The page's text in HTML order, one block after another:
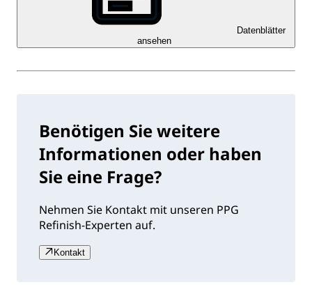
Datenblätter
ansehen
Benötigen Sie weitere
Informationen oder haben
Sie eine Frage?
Nehmen Sie Kontakt mit unseren PPG
Refinish-Experten auf.
Kontakt